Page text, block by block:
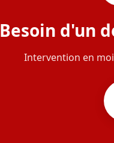
Besoin d'un
Intervention en